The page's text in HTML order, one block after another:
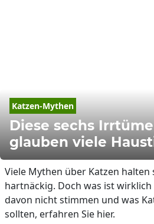
Katzen-Mythen
Diese sechs
glauben viele
Viele Mythen über Katzen halten
hartnäckig. Doch was ist
davon nicht stimmen und was
sollten, erfahren Sie hier.